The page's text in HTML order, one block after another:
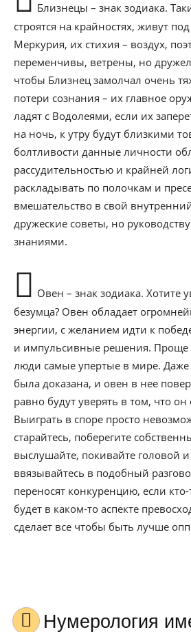
Близнецы – знак зодиака.
строятся на крайностях, живут
Меркурия, их стихия – воздух,
переменчивы, ветрены, но
чтобы Близнец замолчал очень
потери сознания – их главное
ладят с Водолеями, если их
на ночь, к утру будут близкими
болтливости данные личности
рассудительностью и крайней
раскладывать по полочкам и
вмешательство в свой
дружеские советы, но
знаниями.
Овен – знак зодиака. Хотите
безумца? Овен обладает
энергии, с желанием идти к
и импульсивные решения. Проще
люди самые упертые в мире. Даже
была доказана, и овен в нее
равно будут уверять в том, что он
Выиграть в споре просто
старайтесь, поберегите
выслушайте, покивайте головой
ввязывайтесь в подобный
переносят конкуренцию, если
будет в каком-то аспекте
сделает все чтобы быть лучше
Нумерология имени Асвини